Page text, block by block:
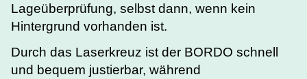
Lageüberprüfung, selbst dann, wenn kein
Hintergrund vorhanden ist.
Durch das Laserkreuz ist der BORDO schnell
und bequem justierbar, während